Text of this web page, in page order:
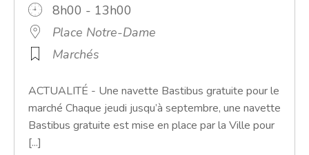
8h00 - 13h00
Place Notre-Dame
Marchés
ACTUALITÉ - Une navette Bastibus gratuite pour le
marché Chaque jeudi jusqu’à septembre, une navette
Bastibus gratuite est mise en place par la Ville pour
[...]